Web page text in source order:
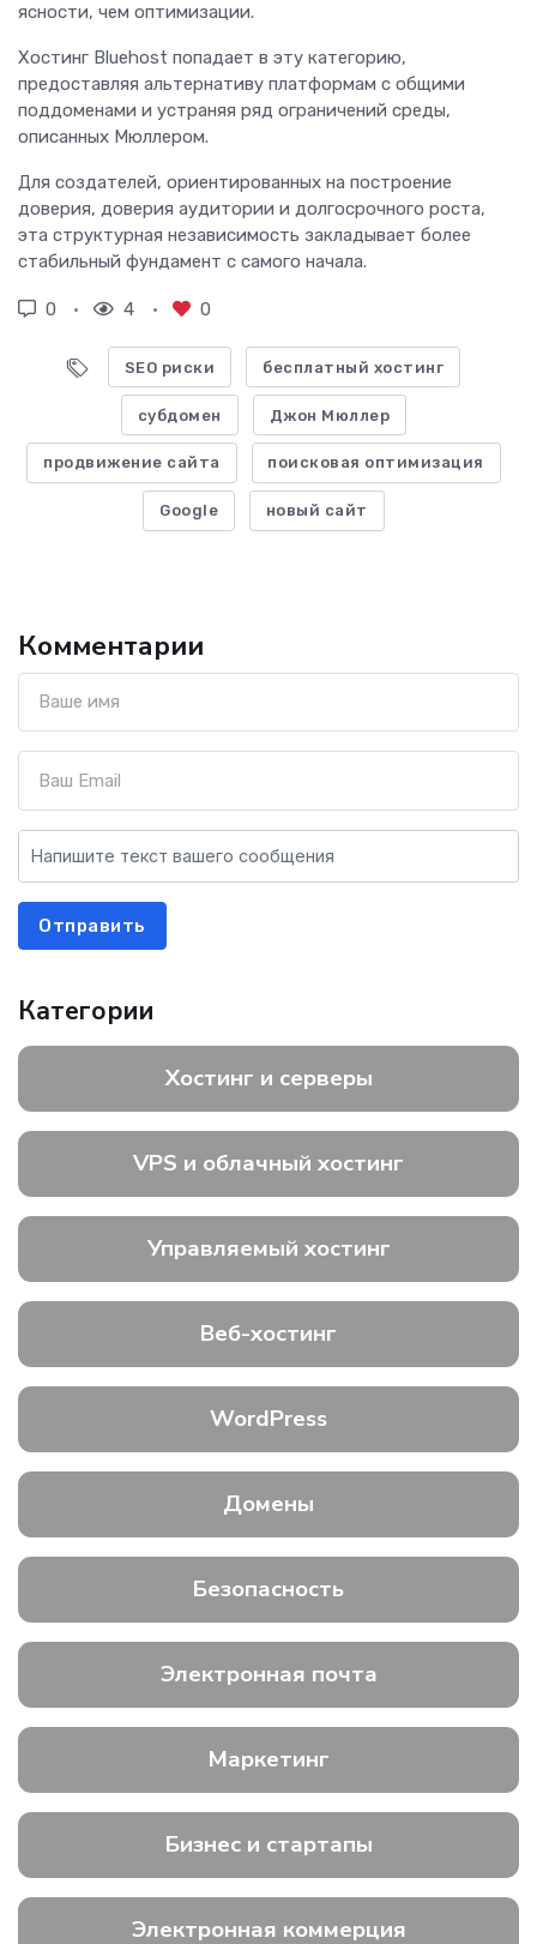
ясности, чем оптимизации.
Хостинг Bluehost попадает в эту категорию,
предоставляя альтернативу платформам с общими
поддоменами и устраняя ряд ограничений среды,
описанных Мюллером.
Для создателей, ориентированных на построение
доверия, доверия аудитории и долгосрочного роста,
эта структурная независимость закладывает более
стабильный фундамент с самого начала.
0 4 0
SEO риски бесплатный хостинг
субдомен Джон Мюллер
продвижение сайта поисковая оптимизация
Google новый сайт
Комментарии
Отправить
Категории
Хостинг и серверы
VPS и облачный хостинг
Управляемый хостинг
Веб-хостинг
WordPress
Домены
Безопасность
Электронная почта
Маркетинг
Бизнес и стартапы
Электронная коммерция